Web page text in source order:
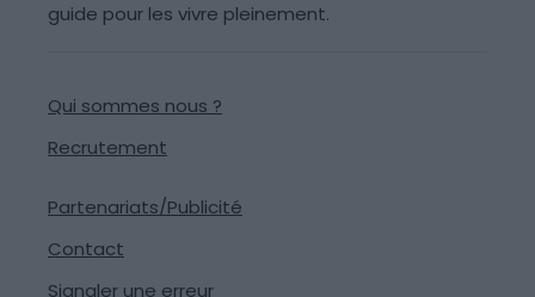
guide pour les vivre pleinement.
Qui sommes nous ?
Recrutement
Partenariats/Publicité
Contact
Signaler une erreur